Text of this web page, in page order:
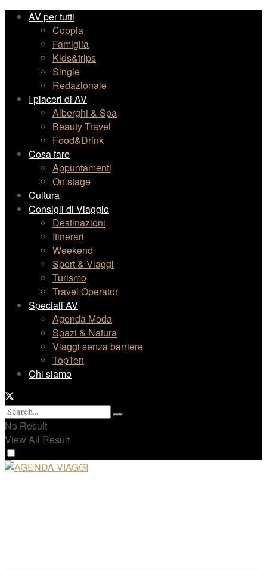
AV per tutti
Coppia
Famiglia
Kids&trips
Single
Redazionale
I piaceri di AV
Alberghi & Spa
Beauty Travel
Food&Drink
Cosa fare
Appuntamenti
On stage
Cultura
Consigli di Viaggio
Destinazioni
Itinerari
Weekend
Sport & Viaggi
Turismo
Travel Operator
Speciali AV
Agenda Moda
Spazi & Natura
Viaggi senza barriere
TopTen
Chi siamo
No Result
View All Result